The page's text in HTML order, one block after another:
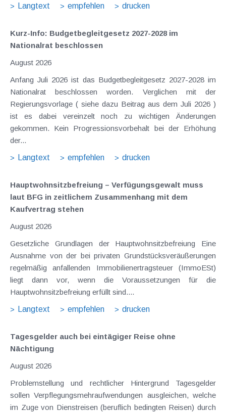
Langtext
empfehlen drucken
Kurz-Info: Budgetbegleitgesetz 2027-2028 im
Nationalrat beschlossen
August 2026
Anfang Juli 2026 ist das Budgetbegleitgesetz 2027-2028 im
Nationalrat beschlossen worden. Verglichen mit der
Regierungsvorlage ( siehe dazu Beitrag aus dem Juli 2026 )
ist es dabei vereinzelt noch zu wichtigen Änderungen
gekommen. Kein Progressionsvorbehalt bei der Erhöhung
der...
Langtext
empfehlen drucken
Hauptwohnsitz​­befreiung – Verfügungsgewalt muss
laut BFG in zeitlichem Zusammenhang mit dem
Kaufvertrag stehen
August 2026
Gesetzliche Grundlagen der Hauptwohnsitzbefreiung Eine
Ausnahme von der bei privaten Grundstücksveräußerungen
regelmäßig anfallenden Immobilienertragsteuer (ImmoESt)
liegt dann vor, wenn die Voraussetzungen für die
Hauptwohnsitzbefreiung erfüllt sind....
Langtext
empfehlen drucken
Tagesgelder auch bei eintägiger Reise ohne
Nächtigung
August 2026
Problemstellung und rechtlicher Hintergrund Tagesgelder
sollen Verpflegungsmehraufwendungen ausgleichen, welche
im Zuge von Dienstreisen (beruflich bedingten Reisen) durch